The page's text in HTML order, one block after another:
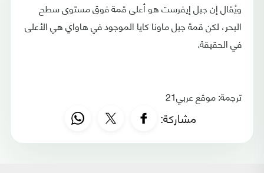
ويُقال إن جبل إيفرست هو أعلى قمة فوق مستوى سطح
البحر، لكن قمة جبل ماونا كايا الموجود في هاواي هي الأعلى
في الحقيقة.
ترجمة: موقع عربي21
مشاركة: